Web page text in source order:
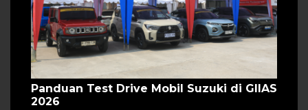
Panduan Test Drive Mobil Suzuki di GIIAS
2026